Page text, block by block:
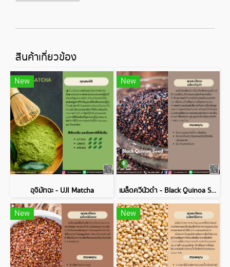
สินค้าเกี่ยวข้อง
New
อุจิมัทฉะ - UJI Matcha
New
เมล็ดควีนัวดำ - Black Quinoa Seed
New New